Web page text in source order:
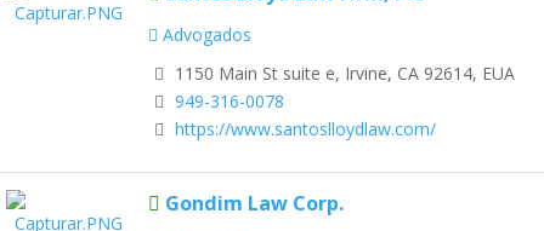
Advogados
1150 Main St suite e, Irvine, CA 92614, EUA
949-316-0078
https://www.santoslloydlaw.com/
Gondim Law Corp.